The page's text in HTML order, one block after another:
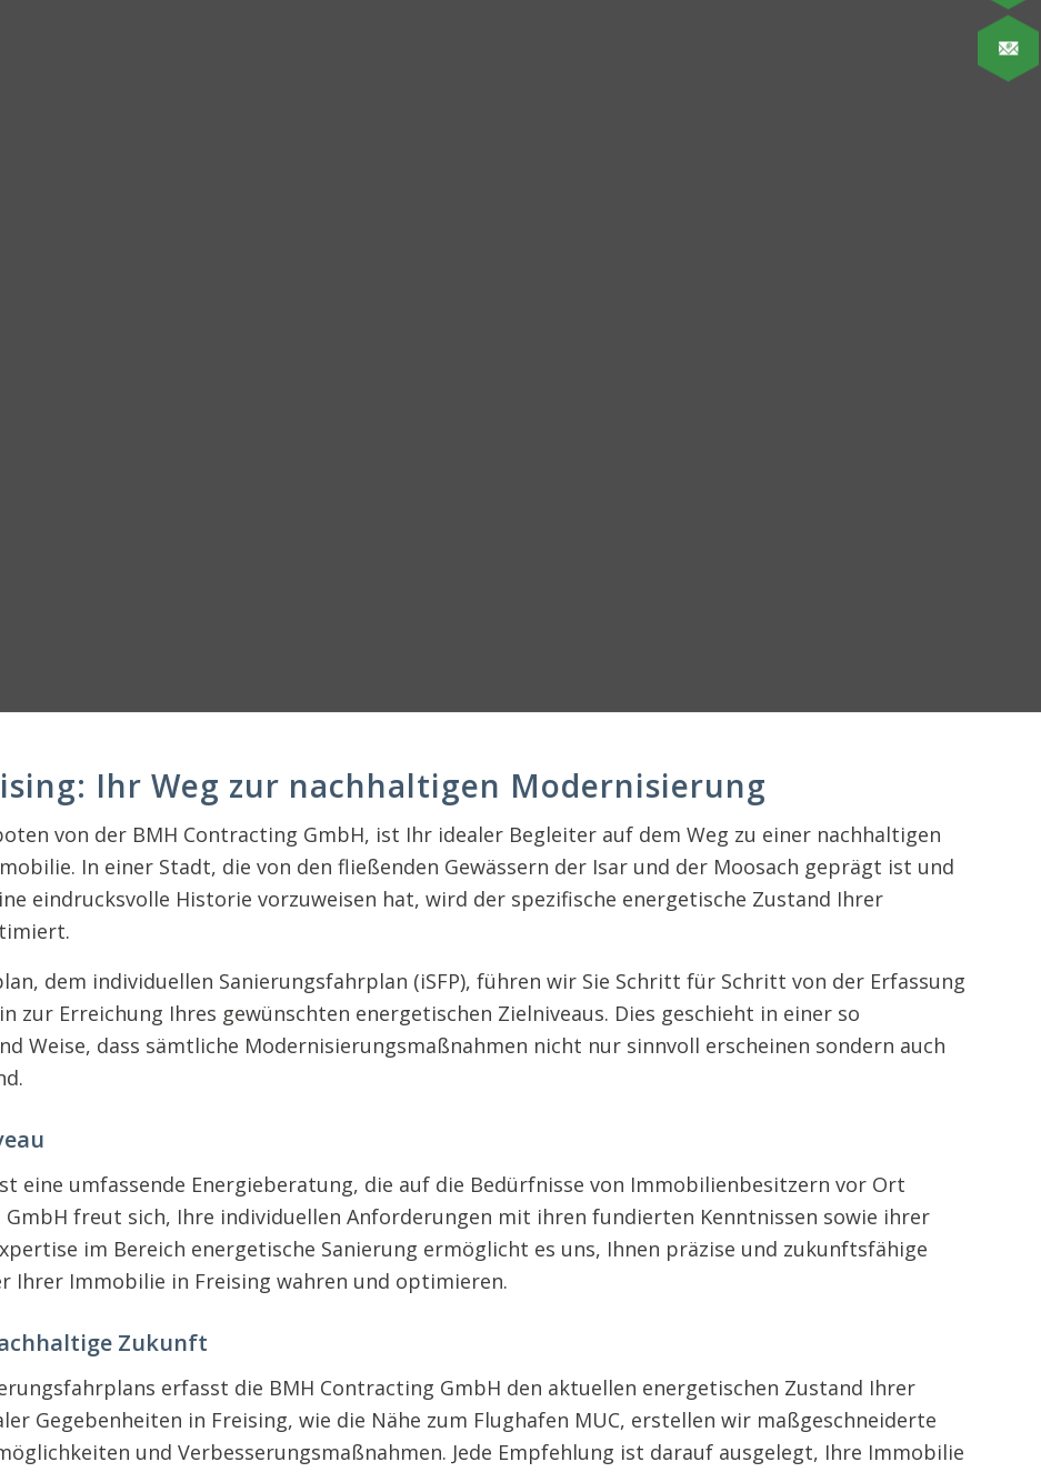
Ihr Weg zur nachhaltigen Modernisierung
von der BMH Contracting GmbH, ist Ihr idealer Begleiter auf dem Weg zu einer nachhaltigen
In einer Stadt, die von den fließenden Gewässern der Isar und der Moosach geprägt ist und
eindrucksvolle Historie vorzuweisen hat, wird der spezifische energetische Zustand Ihrer
dem individuellen Sanierungsfahrplan (iSFP), führen wir Sie Schritt für Schritt von der Erfassung
zur Erreichung Ihres gewünschten energetischen Zielniveaus. Dies geschieht in einer so
Weise, dass sämtliche Modernisierungsmaßnahmen nicht nur sinnvoll erscheinen sondern auch
eine umfassende Energieberatung, die auf die Bedürfnisse von Immobilienbesitzern vor Ort
freut sich, Ihre individuellen Anforderungen mit ihren fundierten Kenntnissen sowie ihrer
im Bereich energetische Sanierung ermöglicht es uns, Ihnen präzise und zukunftsfähige
Ihrer Immobilie in Freising wahren und optimieren.
Zukunft
erfasst die BMH Contracting GmbH den aktuellen energetischen Zustand Ihrer
Gegebenheiten in Freising, wie die Nähe zum Flughafen MUC, erstellen wir maßgeschneiderte
und Verbesserungsmaßnahmen. Jede Empfehlung ist darauf ausgelegt, Ihre Immobilie